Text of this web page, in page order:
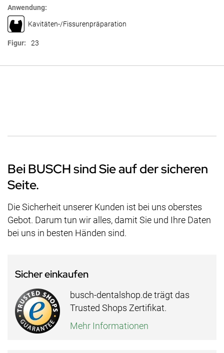
Kavitäten-/Fissurenpräparation
23
Bei BUSCH sind Sie auf der sicheren
Seite.
Die Sicherheit unserer Kunden ist bei uns oberstes
Gebot. Darum tun wir alles, damit Sie und Ihre Daten
bei uns in besten Händen sind.
Sicher einkaufen
busch-dentalshop.de trägt das
Trusted Shops Zertifikat.
Mehr Informationen